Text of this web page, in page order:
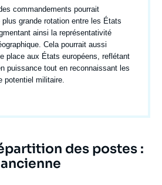
commandements pourrait
plus grande rotation entre les États
ainsi la représentativité
Cela pourrait aussi
place aux États européens, reflétant
puissance tout en reconnaissant les
potentiel militaire.
des postes :